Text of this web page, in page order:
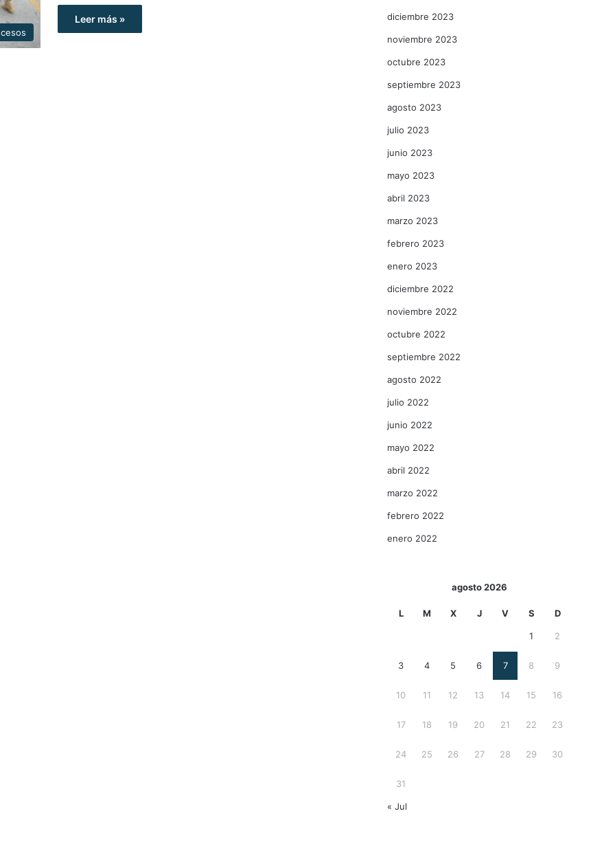
Leer más » diciembre 2023
noviembre 2023
octubre 2023
septiembre 2023
agosto 2023
julio 2023
junio 2023
mayo 2023
abril 2023
marzo 2023
febrero 2023
enero 2023
diciembre 2022
noviembre 2022
octubre 2022
septiembre 2022
agosto 2022
julio 2022
junio 2022
mayo 2022
abril 2022
marzo 2022
febrero 2022
enero 2022
agosto 2026
L M X J V S D
1 2
3 4 5 6 7 8 9
10 11 12 13 14 15 16
17 18 19 20 21 22 23
24 25 26 27 28 29 30
31
« Jul